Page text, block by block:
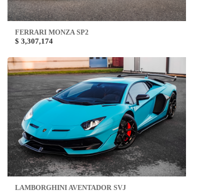
FERRARI MONZA SP2
$ 3,307,174
LAMBORGHINI AVENTADOR SVJ